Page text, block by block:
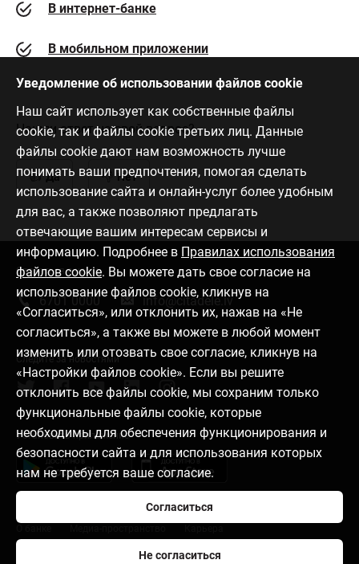
В интернет-банке
В мобильном приложении
Нашли ответ на свой вопрос?
Да Нет
Уведомление об использовании файлов cookie
Наш сайт использует как собственные файлы
cookie, так и файлы cookie третьих лиц. Данные
файлы cookie дают нам возможность лучше
понимать ваши предпочтения, помогая сделать
использование сайта и онлайн-услуг более удобным
для вас, а также позволяют предлагать
отвечающие вашим интересам сервисы и
информацию. Подробнее в Правилах использования
файлов cookie. Вы можете дать свое согласие на
использование файлов cookie, кликнув на
«Согласиться», или отклонить их, нажав на «Не
согласиться», а также вы можете в любой момент
изменить или отозвать свое согласие, кликнув на
«Настройки файлов cookie». Если вы решите
отклонить все файлы cookie, мы сохраним только
функциональные файлы cookie, которые
необходимы для обеспечения функционирования и
безопасности сайта и для использования которых
нам не требуется ваше согласие.
Согласиться
Не согласиться
Связаться с нами
6701 0000 info@citadele.lv
Следите за новостями
Установить приложение
Настройки файлов cookie